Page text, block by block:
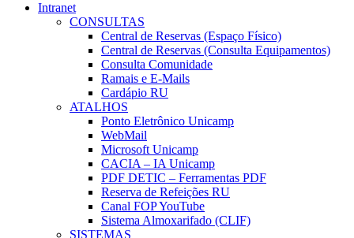
Intranet
CONSULTAS
Central de Reservas (Espaço Físico)
Central de Reservas (Consulta Equipamentos)
Consulta Comunidade
Ramais e E-Mails
Cardápio RU
ATALHOS
Ponto Eletrônico Unicamp
WebMail
Microsoft Unicamp
CACIA – IA Unicamp
PDF DETIC – Ferramentas PDF
Reserva de Refeições RU
Canal FOP YouTube
Sistema Almoxarifado (CLIF)
SISTEMAS